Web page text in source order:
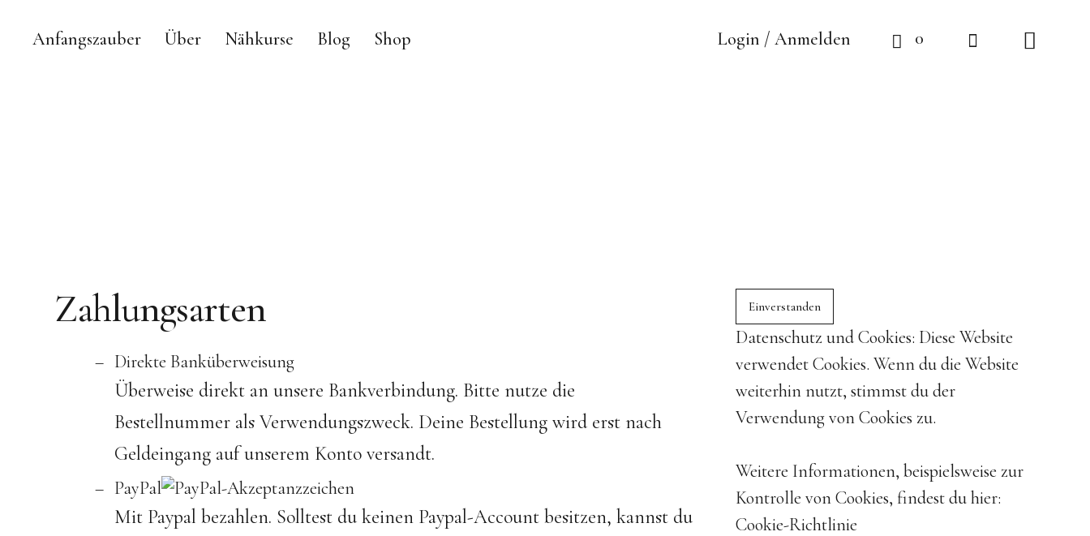
Anfangszauber Über Nähkurse Blog Shop Login / Anmelden 0
Zahlungsarten
Direkte Banküberweisung
Überweise direkt an unsere Bankverbindung. Bitte nutze die
Bestellnummer als Verwendungszweck. Deine Bestellung wird erst nach
Geldeingang auf unserem Konto versandt.
PayPal
Mit Paypal bezahlen. Solltest du keinen Paypal-Account besitzen, kannst du
Datenschutz und Cookies: Diese Website
verwendet Cookies. Wenn du die Website
weiterhin nutzt, stimmst du der
Verwendung von Cookies zu.
Weitere Informationen, beispielsweise zur
Kontrolle von Cookies, findest du hier:
Cookie-Richtlinie